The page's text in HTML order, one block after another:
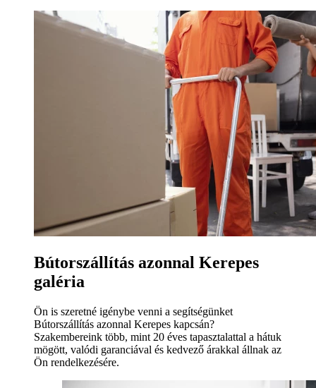
Bútorszállítás azonnal Kerepes
galéria
Ön is szeretné igénybe venni a segítségünket
Bútorszállítás azonnal Kerepes kapcsán?
Szakembereink több, mint 20 éves tapasztalattal a hátuk
mögött, valódi garanciával és kedvező árakkal állnak az
Ön rendelkezésére.